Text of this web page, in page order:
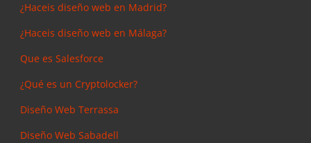
¿Haceis diseño web en Madrid?
¿Haceis diseño web en Málaga?
Que es Salesforce
¿Qué es un Cryptolocker?
Diseño Web Terrassa
Diseño Web Sabadell